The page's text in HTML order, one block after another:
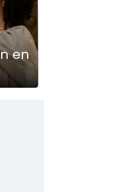
en